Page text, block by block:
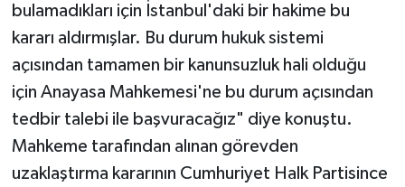
bulamadıkları için İstanbul'daki bir hakime bu
kararı aldırmışlar. Bu durum hukuk sistemi
açısından tamamen bir kanunsuzluk hali olduğu
için Anayasa Mahkemesi'ne bu durum açısından
tedbir talebi ile başvuracağız" diye konuştu.
Mahkeme tarafından alınan görevden
uzaklaştırma kararının Cumhuriyet Halk Partisince